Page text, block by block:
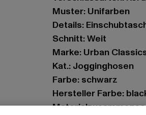
Muster: Unifarben
Details:
Schnitt: Weit
Marke: Urban
Kat.: Jogginghosen
Farbe: schwarz
Hersteller Farbe: